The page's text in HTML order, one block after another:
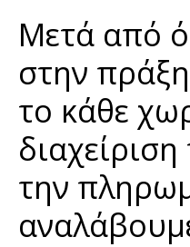
Μετά από
στην
το κάθε
την